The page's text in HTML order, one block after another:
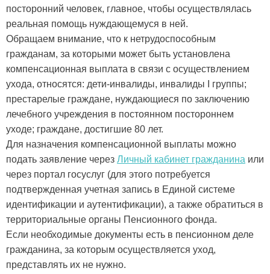
посторонний человек, главное, чтобы осуществлялась
реальная помощь нуждающемуся в ней.
Обращаем внимание, что к нетрудоспособным
гражданам, за которыми может быть установлена
компенсационная выплата в связи с осуществлением
ухода, относятся: дети-инвалиды, инвалиды I группы;
престарелые граждане, нуждающиеся по заключению
лечебного учреждения в постоянном постороннем
уходе; граждане, достигшие 80 лет.
Для назначения компенсационной выплаты можно
подать заявление через Личный кабинет гражданина или
через портал госуслуг (для этого потребуется
подтвержденная учетная запись в Единой системе
идентификации и аутентификации), а также обратиться в
территориальные органы Пенсионного фонда.
Если необходимые документы есть в пенсионном деле
гражданина, за которым осуществляется уход,
представлять их не нужно.